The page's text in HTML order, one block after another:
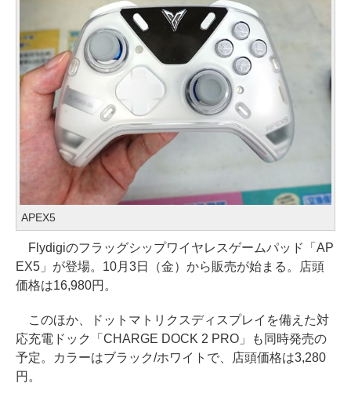
APEX5
Flydigiのフラッグシップワイヤレスゲームパッド「AP
EX5」が登場。10月3日（金）から販売が始まる。店頭
価格は16,980円。
このほか、ドットマトリクスディスプレイを備えた対
応充電ドック「CHARGE DOCK 2 PRO」も同時発売の
予定。カラーはブラック/ホワイトで、店頭価格は3,280
円。